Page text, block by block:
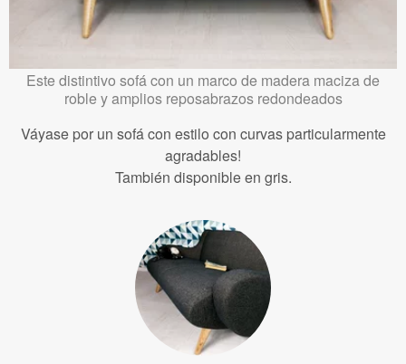
Este distintivo sofá con un marco de madera maciza de
roble y amplios reposabrazos redondeados
Váyase por un sofá con estilo con curvas particularmente
agradables!
También disponible en gris.